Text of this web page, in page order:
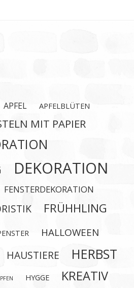
APFEL APFELBLÜTEN
MIT PAPIER
DEKORATION
FENSTERDEKORATION
FRÜHHLING
HALLOWEEN
HAUSTIERE HERBST
HYGGE KREATIV